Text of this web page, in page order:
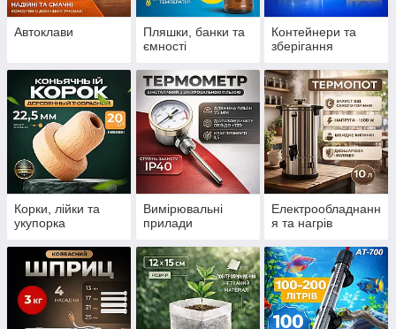
Автоклави
Пляшки, банки та
ємності
Контейнери та
зберігання
Корки, лійки та
укупорка
Вимірювальні
прилади
Електрообладнанн
я та нагрів